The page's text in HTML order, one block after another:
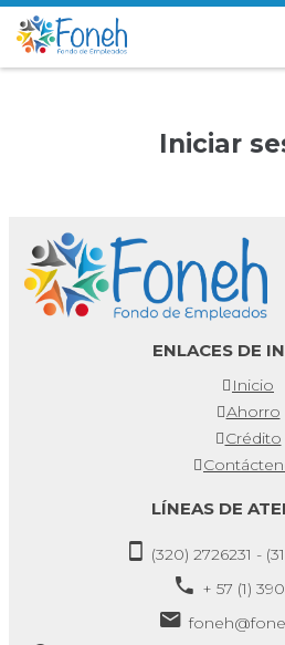
Iniciar
ENLACES DE
Inicio
Ahorro
Crédito
LÍNEAS DE
(320) 2726231 -
+ 57 (1)